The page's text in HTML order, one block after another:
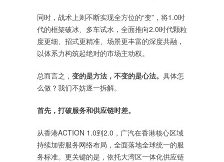
同时，战术上则不断实现全方位的“变”，将1.0时
代的框架破冰、多车试水，全面推向2.0时代颗粒
度更细、招式更精准、场景更丰富的深度共融，
以体系力构筑起绝对的市场主动权。
总而言之， 变的是方法，不变的是心法。 具体怎
么做？我们不妨逐一拆解。
首先，打破服务和供应链时差。
从香港ACTION 1.0到2.0，广汽在香港核心区域
持续加密服务网络布局，全面落地全球统一的服
务标准。更关键的是，依托大湾区一体化供应链